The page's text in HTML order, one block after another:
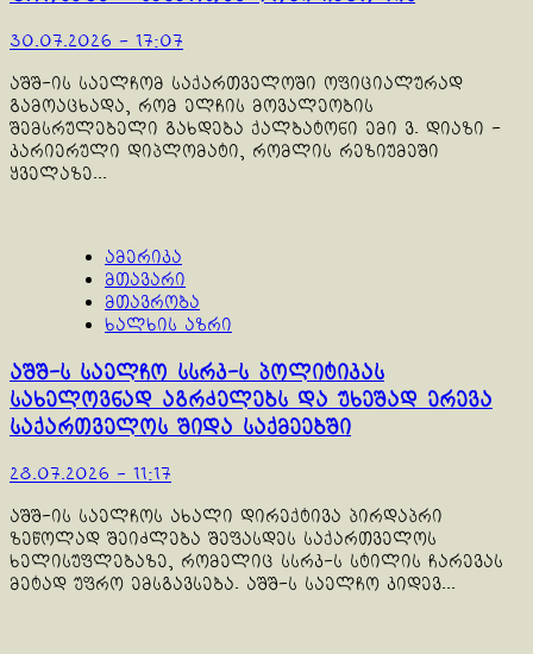
30.07.2026 - 17:07
აშშ-ის საელჩომ საქართველოში ოფიციალურად
გამოაცხადა, რომ ელჩის მოვალეობის
შემსრულებელი გახდება ქალბატონი ემი ვ. დიაზი -
კარიერული დიპლომატი, რომლის რეზიუმეში
ყველაზე...
ამერიკა
მთავარი
მთავრობა
ხალხის აზრი
აშშ-ს საელჩო სსრკ-ს პოლიტიკას
სახელოვნად აგრძელებს და უხეშად ერევა
საქართველოს შიდა საქმეებში
28.07.2026 - 11:17
აშშ-ის საელჩოს ახალი დირექტივა პირდაპრი
ზეწოლად შეიძლება შეფასდეს საქართველოს
ხელისუფლებაზე, რომელიც სსრკ-ს სტილის ჩარევას
მეტად უფრო ემსგავსება. აშშ-ს საელჩო კიდევ...